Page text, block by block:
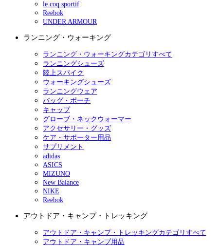
le coq sportif
Reebok
UNDER ARMOUR
ランニング・ウォーキング
ランニング・ウォーキングカテゴリすべて
ランニングシューズ
陸上スパイク
ウォーキングシューズ
ランニングウェア
バッグ・ポーチ
キャップ
グローブ・ネックウォーマー
アクセサリー・グッズ
ケア・サポーター用品
サプリメント
adidas
ASICS
MIZUNO
New Balance
NIKE
Reebok
アウトドア・キャンプ・トレッキング
アウトドア・キャンプ・トレッキングカテゴリすべて
アウトドア・キャンプ用品